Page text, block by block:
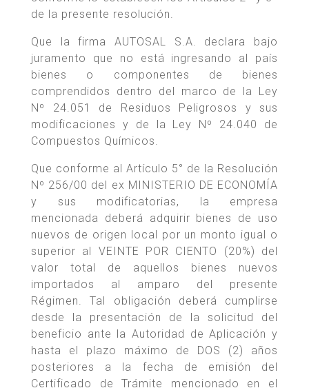
de la presente resolución.
Que la firma AUTOSAL S.A. declara bajo
juramento que no está ingresando al país
bienes o componentes de bienes
comprendidos dentro del marco de la Ley
Nº 24.051 de Residuos Peligrosos y sus
modificaciones y de la Ley Nº 24.040 de
Compuestos Químicos.
Que conforme al Artículo 5° de la Resolución
Nº 256/00 del ex MINISTERIO DE ECONOMÍA
y sus modificatorias, la empresa
mencionada deberá adquirir bienes de uso
nuevos de origen local por un monto igual o
superior al VEINTE POR CIENTO (20%) del
valor total de aquellos bienes nuevos
importados al amparo del presente
Régimen. Tal obligación deberá cumplirse
desde la presentación de la solicitud del
beneficio ante la Autoridad de Aplicación y
hasta el plazo máximo de DOS (2) años
posteriores a la fecha de emisión del
Certificado de Trámite mencionado en el